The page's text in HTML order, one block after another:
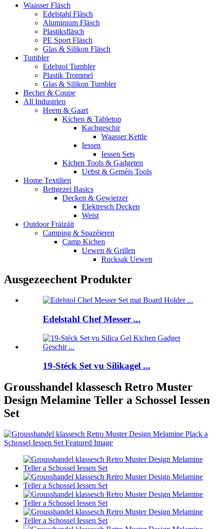
Waasser Fläsch
Edelstahl Fläsch
Aluminium Fläsch
Plastiksfläsch
PE Sport Fläsch
Glas & Silikon Fläsch
Tumbler
Edelstol Tumbler
Plastik Trommel
Glas & Silikon Tumbler
Becher & Coupe
All Industrien
Heem & Gaart
Kichen & Tabletop
Kachgeschir
Waasser Kettle
Iessen
Iessen Sets
Kichen Tools & Gadgeten
Uebst & Geméis Tools
Home Textilien
Bettgezei Basics
Decken & Gewierzer
Elektresch Decken
Weist
Outdoor Fräizäit
Camping & Spazéieren
Camp Kichen
Uewen & Grillen
Rucksak Uewen
Ausgezeechent Produkter
Edelstahl Chef Messer ...
19-Stéck Set vu Silikagel ...
Grousshandel klassesch Retro Muster
Design Melamine Teller a Schossel Iessen
Set